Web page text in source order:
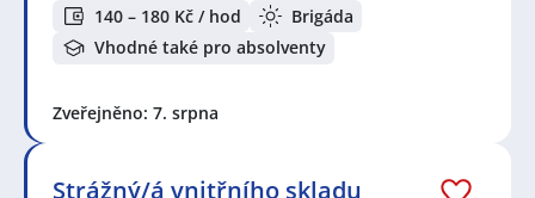
140 – 180 Kč / hod
Brigáda
Vhodné také pro absolventy
Zveřejněno: 7. srpna
Strážný/á vnitřního skladu